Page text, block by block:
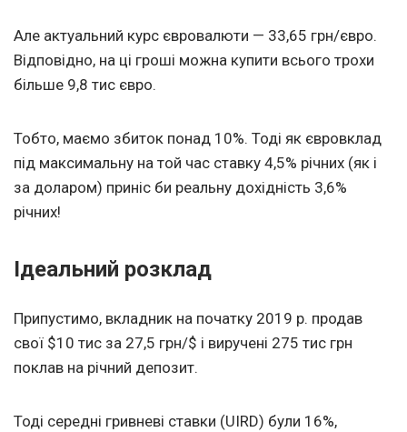
Але актуальний курс євровалюти — 33,65 грн/євро.
Відповідно, на ці гроші можна купити всього трохи
більше 9,8 тис євро.
Тобто, маємо збиток понад 10%. Тоді як євровклад
під максимальну на той час ставку 4,5% річних (як і
за доларом) приніс би реальну дохідність 3,6%
річних!
Ідеальний розклад
Припустимо, вкладник на початку 2019 р. продав
свої $10 тис за 27,5 грн/$ і виручені 275 тис грн
поклав на річний депозит.
Тоді середні гривневі ставки (UIRD) були 16%,